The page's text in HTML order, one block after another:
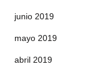
junio 2019
mayo 2019
abril 2019